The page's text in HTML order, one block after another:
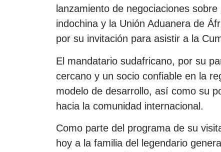
lanzamiento de negociaciones
indochina y la Unión Aduanera de
por su invitación para asistir a la
El mandatario sudafricano, por su
cercano y un socio confiable en la
modelo de desarrollo, así como su
hacia la comunidad internacional.
Como parte del programa de su
hoy a la familia del legendario